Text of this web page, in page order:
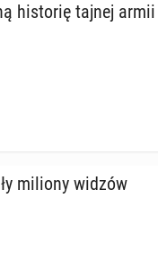
hi­sto­rię tajnej armii
miliony widzów